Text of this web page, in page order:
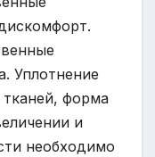
Уплотнение
форма
и
необходимо